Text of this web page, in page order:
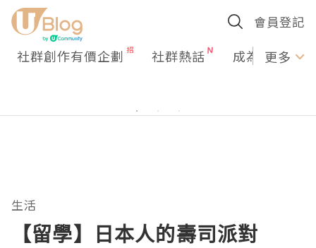
會員登記
社群創作有價企劃 社群熱話 成為U更多
生活
【留學】日本人的壽司派對